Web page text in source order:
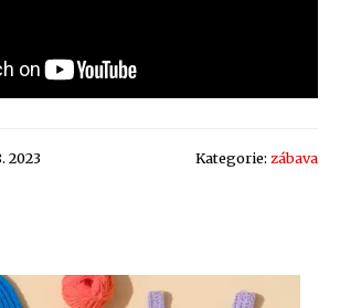
2023 Kategorie: zábava